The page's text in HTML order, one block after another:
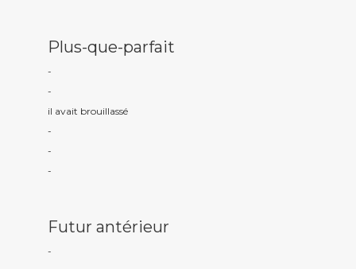
Plus-que-parfait
-
-
il avait brouillassé
-
-
-
Futur antérieur
-